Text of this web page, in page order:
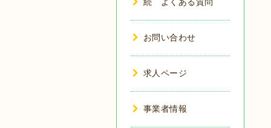
お問い合わせ
求人ページ
事業者情報